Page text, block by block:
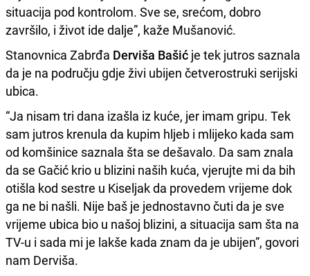
situacija pod kontrolom. Sve se, srećom, dobro
završilo, i život ide dalje”, kaže Mušanović.
Stanovnica Zabrđa Derviša Bašić je tek jutros saznala
da je na području gdje živi ubijen četverostruki serijski
ubica.
“Ja nisam tri dana izašla iz kuće, jer imam gripu. Tek
sam jutros krenula da kupim hljeb i mlijeko kada sam
od komšinice saznala šta se dešavalo. Da sam znala
da se Gačić krio u blizini naših kuća, vjerujte mi da bih
otišla kod sestre u Kiseljak da provedem vrijeme dok
ga ne bi našli. Nije baš je jednostavno čuti da je sve
vrijeme ubica bio u našoj blizini, a situacija sam šta na
TV-u i sada mi je lakše kada znam da je ubijen”, govori
nam Derviša.